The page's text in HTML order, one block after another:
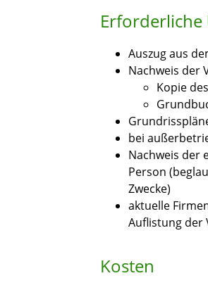
Erforderliche
Auszug aus
Nachweis der
Kopie
bei
Nachweis der
Person
Zwecke)
aktuelle
Auflistung der
Kosten